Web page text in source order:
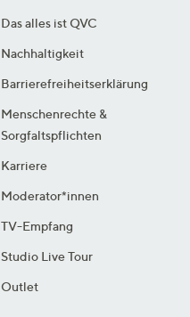
Das alles ist QVC
Nachhaltigkeit
Barrierefreiheitserklärung
Menschenrechte &
Sorgfaltspflichten
Karriere
Moderator*innen
TV-Empfang
Studio Live Tour
Outlet